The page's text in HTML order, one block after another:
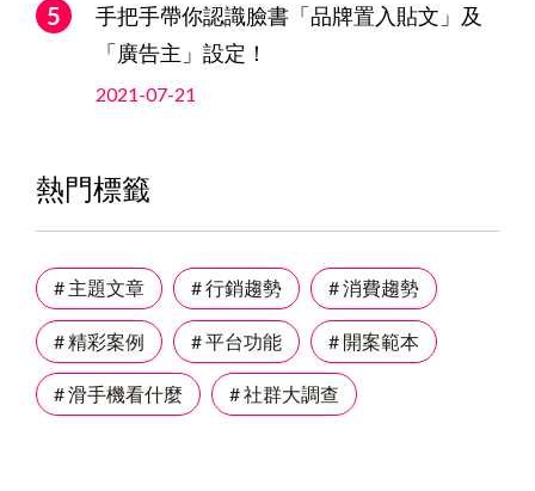
手把手帶你認識臉書「品牌置入貼文」及
「廣告主」設定！
2021-07-21
熱門標籤
# 主題文章 # 行銷趨勢 # 消費趨勢
# 精彩案例 # 平台功能 # 開案範本
# 滑手機看什麼 # 社群大調查